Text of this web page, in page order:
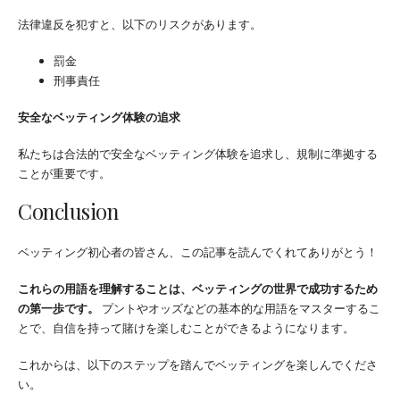
法律違反を犯すと、以下のリスクがあります。
罰金
刑事責任
安全なベッティング体験の追求
私たちは合法的で安全なベッティング体験を追求し、規制に準拠する
ことが重要です。
Conclusion
ベッティング初心者の皆さん、この記事を読んでくれてありがとう！
これらの用語を理解することは、ベッティングの世界で成功するため
の第一歩です。
プントやオッズなどの基本的な用語をマスターするこ
とで、自信を持って賭けを楽しむことができるようになります。
これからは、以下のステップを踏んでベッティングを楽しんでくださ
い。